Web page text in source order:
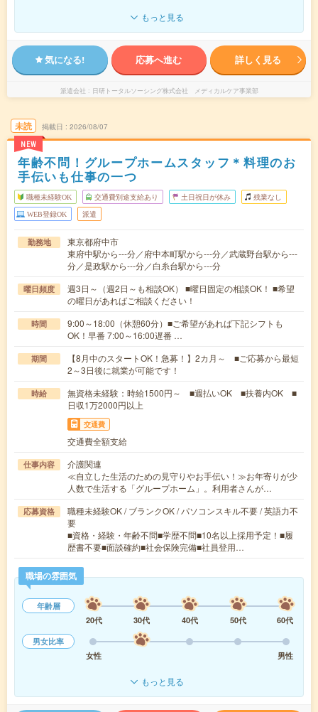
もっと見る
気になる! 応募へ進む 詳しく見る
派遣会社 日研トータルソーシング株式会社 メディカルケア事業部
未読
NEW
掲載日 2026/08/07
年齢不問！グループホームスタッフ＊料理のお
手伝いも仕事の一つ
職種未経験OK 交通費別途支給あり 土日祝日が休み 残業なし
WEB登録OK 派遣
勤務地
東京都府中市
東府中駅から---分／府中本町駅から---分／武蔵野台駅から---
分／是政駅から---分／白糸台駅から---分
曜日頻度
週3日～（週2日～も相談OK） ■曜日固定の相談OK！ ■希望
の曜日があればご相談ください！
時間
9:00～18:00（休憩60分）■ご希望があれば下記シフトも
OK！早番 7:00～16:00遅番 …
期間
【8月中のスタートOK！急募！】2カ月～ ■ご応募から最短
2～3日後に就業が可能です！
時給
無資格未経験：時給1500円～ ■週払いOK ■扶養内OK ■
日収1万2000円以上
交通費
交通費全額支給
仕事内容
介護関連
≪自立した生活のための見守りやお手伝い！≫お年寄りが少
人数で生活する「グループホーム」。利用者さんが…
応募資格
職種未経験OK / ブランクOK / パソコンスキル不要 / 英語力不
要
■資格・経験・年齢不問■学歴不問■10名以上採用予定！■履
歴書不要■面談確約■社会保険完備■社員登用…
職場の雰囲気
年齢層
20代
30代 40代 50代
60代
男女比率
女性
男性
もっと見る